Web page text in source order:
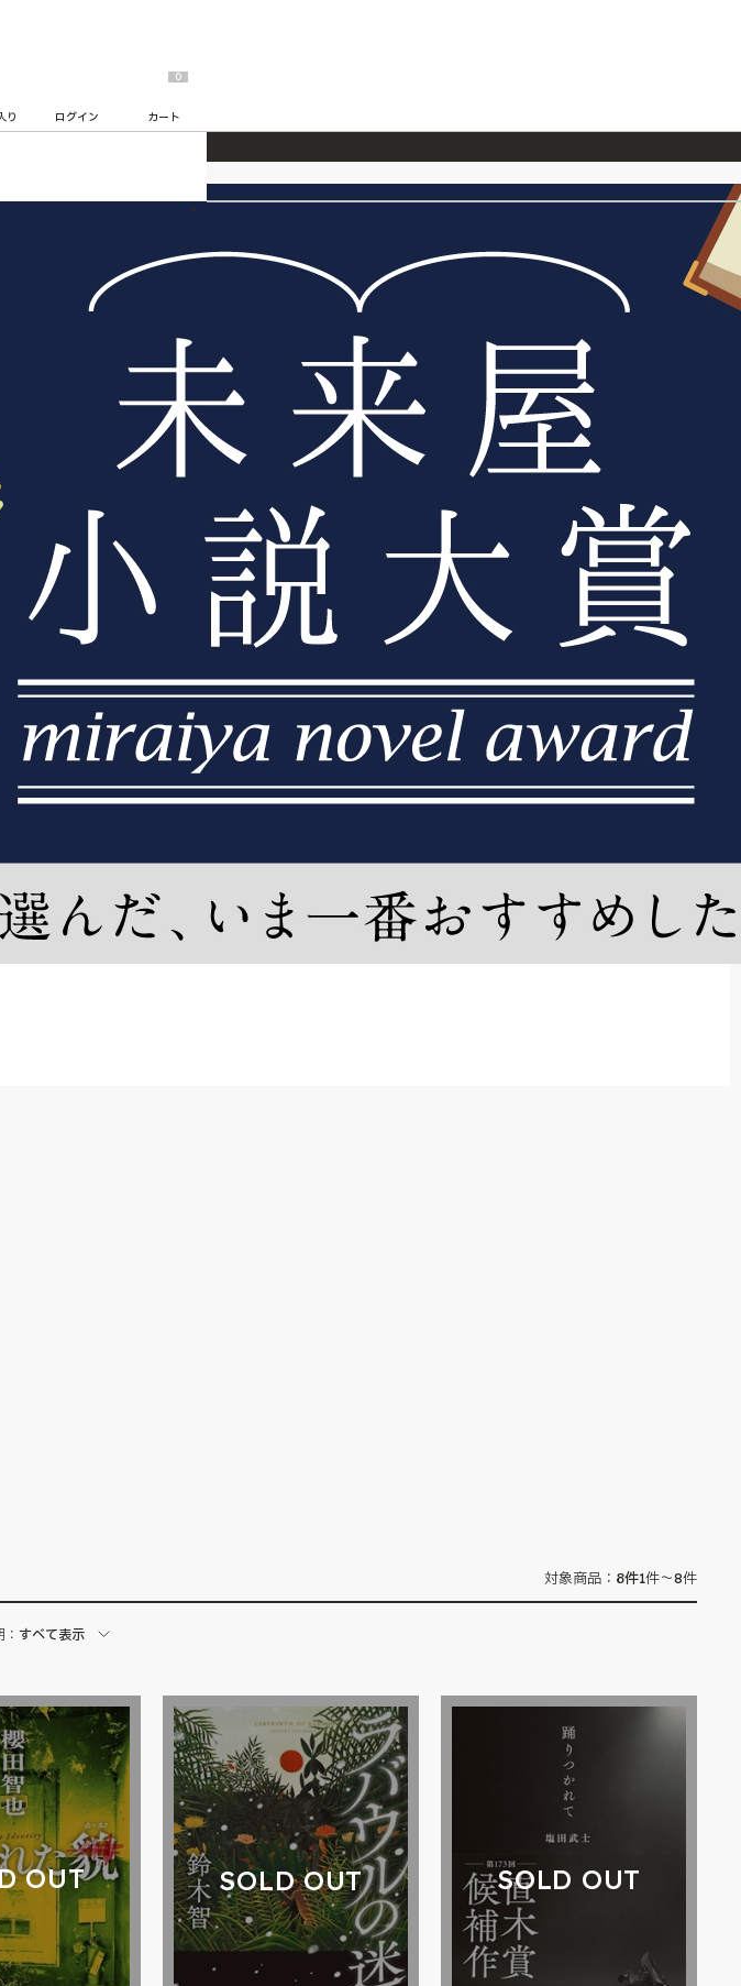
2026/7/23 『ONE PIECE magazine 021 ONE PIECEカード付き同梱版』発売延期のご案内
り ログイン
0
カート
対象商品： 8件1件～8件
すべて表示
OUT SOLD OUT SOLD OUT